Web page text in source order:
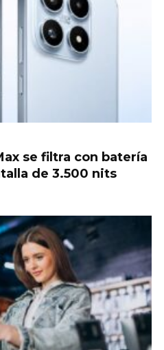
se filtra con batería
de 3.500 nits